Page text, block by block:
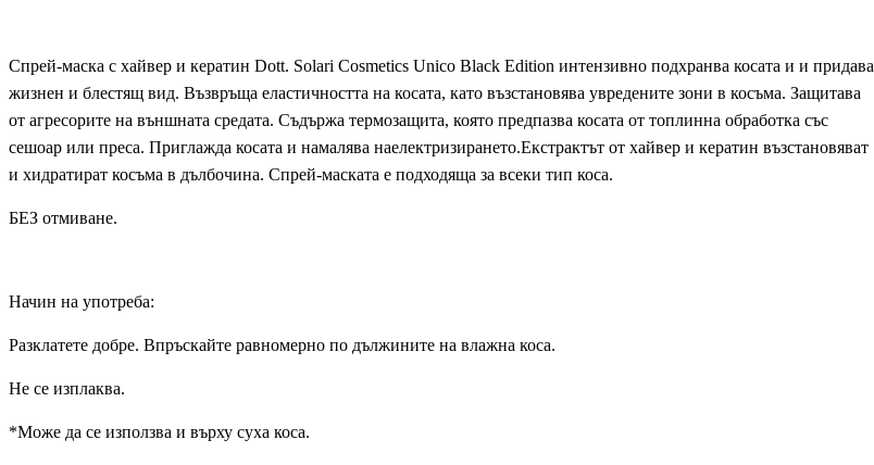
Спрей-маска с хайвер и кератин Dott. Solari Cosmetics Unico Black Edition интензивно подхранва косата и и придава
жизнен и блестящ вид. Възвръща еластичността на косата, като възстановява увредените зони в косъма. Защитава
от агресорите на външната средата. Съдържа термозащита, която предпазва косата от топлинна обработка със
сешоар или преса. Приглажда косата и намалява наелектризирането.Екстрактът от хайвер и кератин възстановяват
и хидратират косъма в дълбочина. Спрей-маската е подходяща за всеки тип коса.
БЕЗ отмиване.
Начин на употреба:
Разклатете добре. Впръскайте равномерно по дължините на влажна коса.
Не се изплаква.
*Може да се използва и върху суха коса.